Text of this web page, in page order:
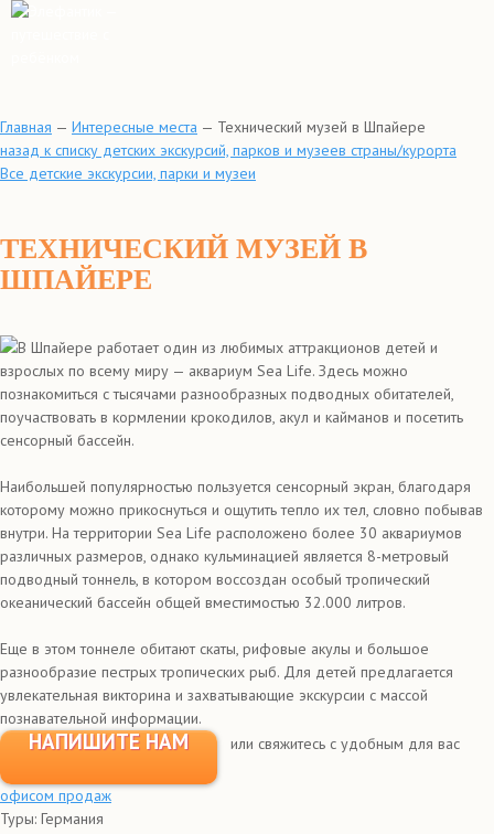
Главная — Интересные места — Технический музей в Шпайере
назад к списку детских экскурсий, парков и музеев страны/курорта
Все детские экскурсии, парки и музеи
ТЕХНИЧЕСКИЙ МУЗЕЙ В
ШПАЙЕРЕ
В Шпайере работает один из любимых аттракционов детей и
взрослых по всему миру — аквариум Sea Life. Здесь можно
познакомиться с тысячами разнообразных подводных обитателей,
поучаствовать в кормлении крокодилов, акул и кайманов и посетить
сенсорный бассейн.
Наибольшей популярностью пользуется сенсорный экран, благодаря
которому можно прикоснуться и ощутить тепло их тел, словно побывав
внутри. На территории Sea Life расположено более 30 аквариумов
различных размеров, однако кульминацией является 8-метровый
подводный тоннель, в котором воссоздан особый тропический
океанический бассейн общей вместимостью 32.000 литров.
Еще в этом тоннеле обитают скаты, рифовые акулы и большое
разнообразие пестрых тропических рыб. Для детей предлагается
увлекательная викторина и захватывающие экскурсии с массой
познавательной информации.
НАПИШИТЕ НАМ или свяжитесь с удобным для вас
офисом продаж
Туры: Германия